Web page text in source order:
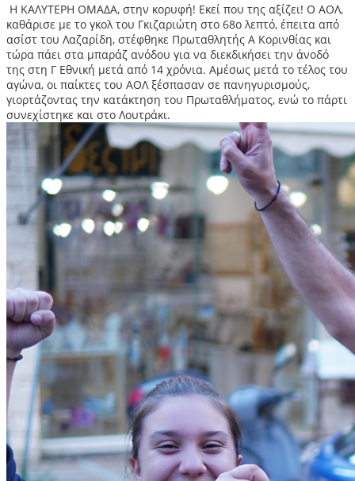
Η ΚΑΛΥΤΕΡΗ ΟΜΑΔΑ, στην κορυφή! Εκεί που της αξίζει! Ο ΑΟΛ,
καθάρισε με το γκολ του Γκιζαριώτη στο 68ο λεπτό, έπειτα από
ασίστ του Λαζαρίδη, στέφθηκε Πρωταθλητής Α Κορινθίας και
τώρα πάει στα μπαράζ ανόδου για να διεκδικήσει την άνοδό
της στη Γ Εθνική μετά από 14 χρόνια. Αμέσως μετά το τέλος του
αγώνα, οι παίκτες του ΑΟΛ ξέσπασαν σε πανηγυρισμούς,
γιορτάζοντας την κατάκτηση του Πρωταθλήματος, ενώ το πάρτι
συνεχίστηκε και στο Λουτράκι.